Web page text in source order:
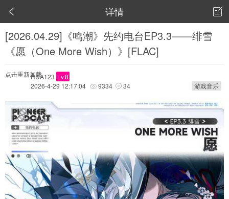
 详情 
[2026.04.29]《鸣潮》先约电台EP3.3——绯雪
《愿（One More Wish）》[FLAC]
点击重新加载RUA123 Lv.8
2026-4-29 12:17:04  9334  34 游戏音乐